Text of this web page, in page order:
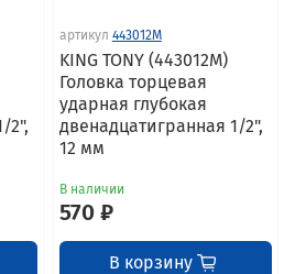
2",
артикул 443012M
KING TONY (443012M)
Головка торцевая
ударная глубокая
двенадцатигранная 1/2",
12 мм
В наличии
570 ₽
В корзину